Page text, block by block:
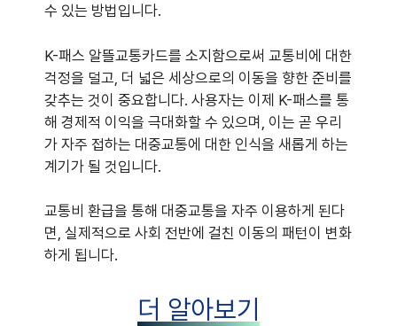
수 있는 방법입니다.
K-패스 알뜰교통카드를 소지함으로써 교통비에 대한
걱정을 덜고, 더 넓은 세상으로의 이동을 향한 준비를
갖추는 것이 중요합니다. 사용자는 이제 K-패스를 통
해 경제적 이익을 극대화할 수 있으며, 이는 곧 우리
가 자주 접하는 대중교통에 대한 인식을 새롭게 하는
계기가 될 것입니다.
교통비 환급을 통해 대중교통을 자주 이용하게 된다
면, 실제적으로 사회 전반에 걸친 이동의 패턴이 변화
하게 됩니다.
더 알아보기